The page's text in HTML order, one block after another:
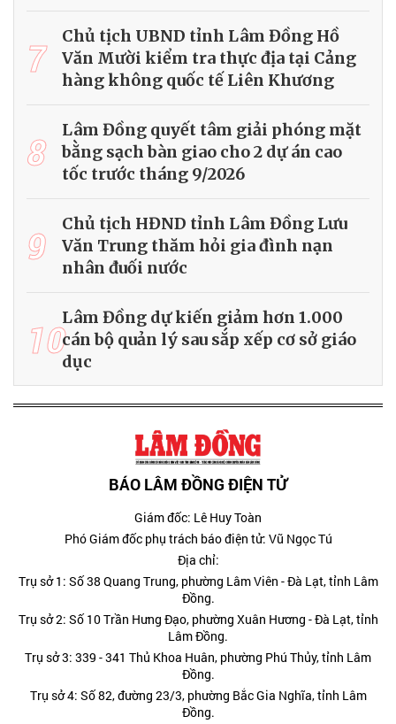
7
Chủ tịch UBND tỉnh Lâm Đồng Hồ
Văn Mười kiểm tra thực địa tại Cảng
hàng không quốc tế Liên Khương
8
Lâm Đồng quyết tâm giải phóng mặt
bằng sạch bàn giao cho 2 dự án cao
tốc trước tháng 9/2026
9
Chủ tịch HĐND tỉnh Lâm Đồng Lưu
Văn Trung thăm hỏi gia đình nạn
nhân đuối nước
10Lâm Đồng dự kiến giảm hơn 1.000
cán bộ quản lý sau sắp xếp cơ sở giáo
dục
BÁO LÂM ĐỒNG ĐIỆN TỬ
Giám đốc: Lê Huy Toàn
Phó Giám đốc phụ trách báo điện tử: Vũ Ngọc Tú
Địa chỉ:
Trụ sở 1: Số 38 Quang Trung, phường Lâm Viên - Đà Lạt, tỉnh Lâm
Đồng.
Trụ sở 2: Số 10 Trần Hưng Đạo, phường Xuân Hương - Đà Lạt, tỉnh
Lâm Đồng.
Trụ sở 3: 339 - 341 Thủ Khoa Huân, phường Phú Thủy, tỉnh Lâm
Đồng.
Trụ sở 4: Số 82, đường 23/3, phường Bắc Gia Nghĩa, tỉnh Lâm
Đồng.